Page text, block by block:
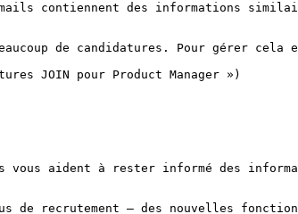
de candidatures. Pour gérer cela
JOIN pour Product Manager »)
aident à rester informé des